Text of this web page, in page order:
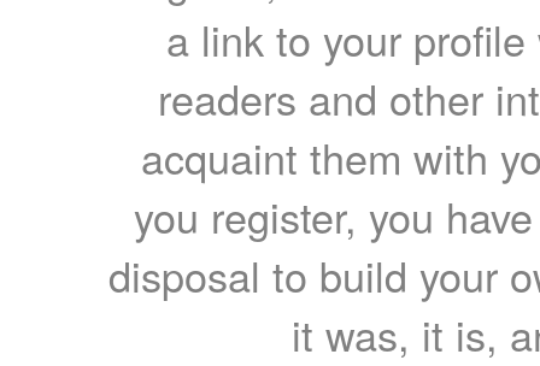
a link to your
readers and other
acquaint them with
you register, you
disposal to build your
it was, it is,